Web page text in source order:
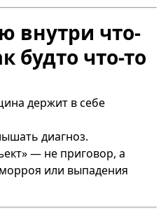
внутри что-
будто что-то
держит в себе
диагноз.
— не приговор, а
или выпадения